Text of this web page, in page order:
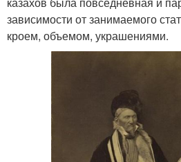
зависимости от занимаемого
кроем, объемом, украшениями.